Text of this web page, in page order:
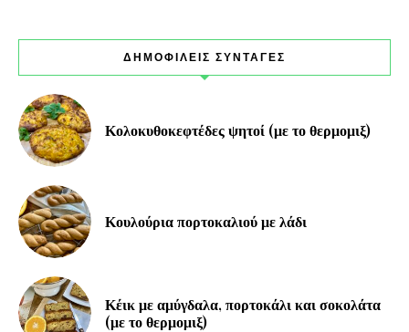
ΔΗΜΟΦΙΛΕΙΣ ΣΥΝΤΑΓΕΣ
Κολοκυθοκεφτέδες ψητοί (με το θερμομιξ)
Κουλούρια πορτοκαλιού με λάδι
Κέικ με αμύγδαλα, πορτοκάλι και σοκολάτα
(με το θερμομιξ)